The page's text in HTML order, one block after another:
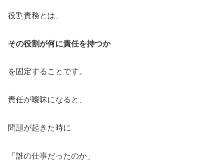
役割責務とは、
その役割が何に責任を持つか
を固定することです。
責任が曖昧になると、
問題が起きた時に
「誰の仕事だったのか」